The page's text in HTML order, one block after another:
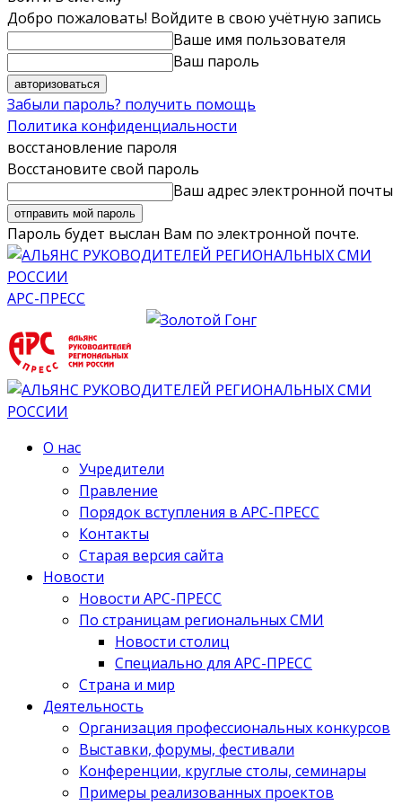
Добро пожаловать! Войдите в свою учётную запись
Ваше имя пользователя
Ваш пароль
Забыли пароль? получить помощь
Политика конфиденциальности
восстановление пароля
Восстановите свой пароль
Ваш адрес электронной почты
Пароль будет выслан Вам по электронной почте.
АРС-ПРЕСС
О нас
Учредители
Правление
Порядок вступления в АРС-ПРЕСС
Контакты
Старая версия сайта
Новости
Новости АРС-ПРЕСС
По страницам региональных СМИ
Новости столиц
Специально для АРС-ПРЕСС
Страна и мир
Деятельность
Организация профессиональных конкурсов
Выставки, форумы, фестивали
Конференции, круглые столы, семинары
Примеры реализованных проектов